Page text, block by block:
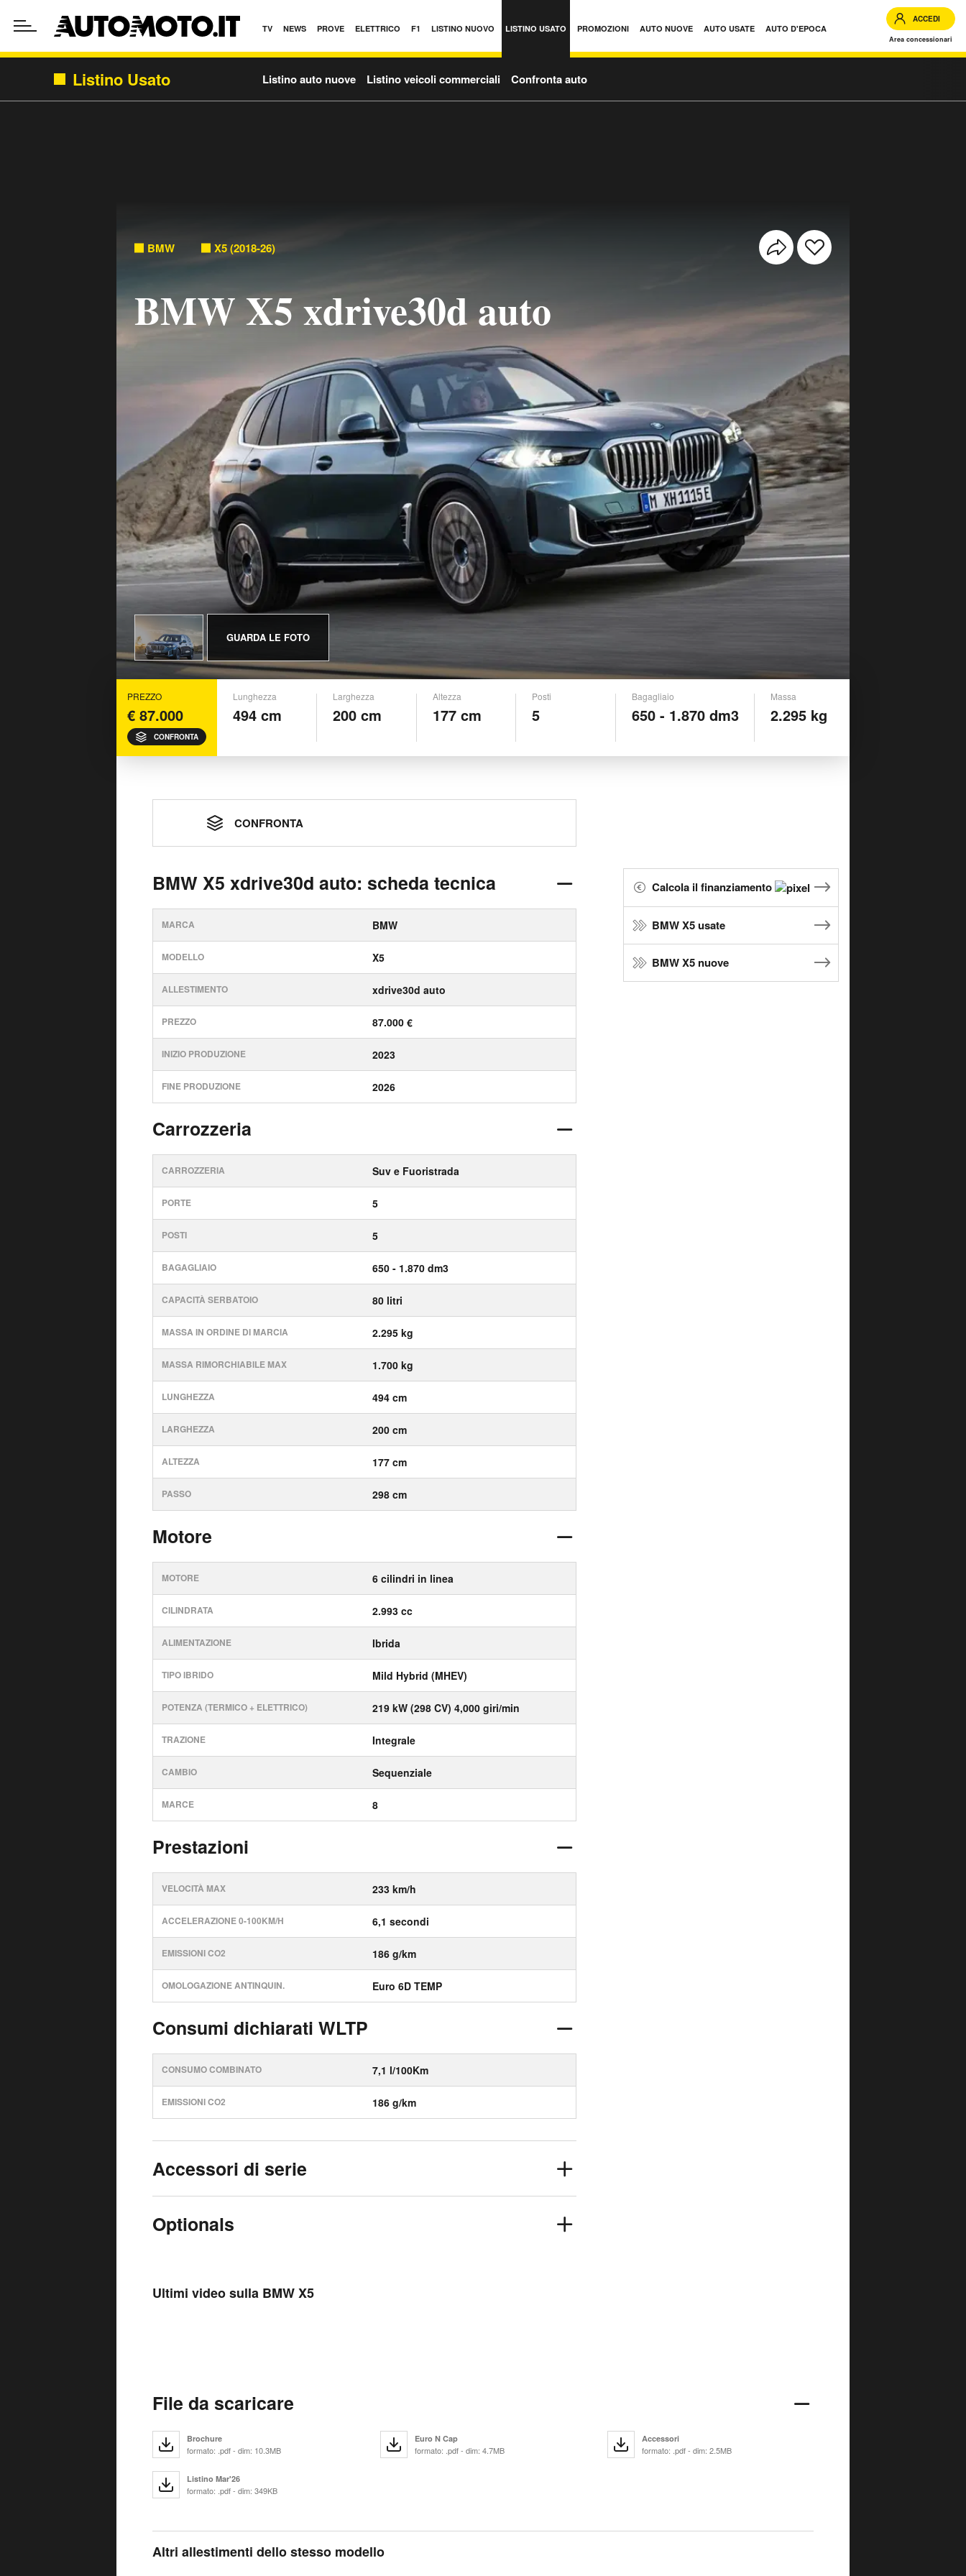
TV NEWS PROVE ELETTRICO F1 LISTINO NUOVO LISTINO USATO PROMOZIONI AUTO NUOVE AUTO USATE AUTO D'EPOCA
ACCEDI
Area concessionari
Listino Usato Listino auto nuove Listino veicoli commerciali Confronta auto
BMW X5 (2018-26)
BMW X5 xdrive30d auto
GUARDA LE FOTO
PREZZO
€ 87.000
CONFRONTA
Lunghezza
494 cm
Larghezza
200 cm
Altezza
177 cm
Posti
5
Bagagliaio
650 - 1.870 dm3
Massa
2.295 kg
CONFRONTA
BMW X5 xdrive30d auto: scheda tecnica
MARCA BMW
MODELLO X5
ALLESTIMENTO xdrive30d auto
PREZZO 87.000 €
INIZIO PRODUZIONE 2023
FINE PRODUZIONE 2026
Carrozzeria
CARROZZERIA Suv e Fuoristrada
PORTE 5
POSTI 5
BAGAGLIAIO 650 - 1.870 dm3
CAPACITÀ SERBATOIO 80 litri
MASSA IN ORDINE DI MARCIA 2.295 kg
MASSA RIMORCHIABILE MAX 1.700 kg
LUNGHEZZA 494 cm
LARGHEZZA 200 cm
ALTEZZA 177 cm
PASSO 298 cm
Motore
MOTORE 6 cilindri in linea
CILINDRATA 2.993 cc
ALIMENTAZIONE Ibrida
TIPO IBRIDO Mild Hybrid (MHEV)
POTENZA (TERMICO + ELETTRICO) 219 kW (298 CV) 4,000 giri/min
TRAZIONE Integrale
CAMBIO Sequenziale
MARCE 8
Prestazioni
VELOCITÀ MAX 233 km/h
ACCELERAZIONE 0-100KM/H 6,1 secondi
EMISSIONI CO2 186 g/km
OMOLOGAZIONE ANTINQUIN. Euro 6D TEMP
Consumi dichiarati WLTP
CONSUMO COMBINATO 7,1 l/100Km
EMISSIONI CO2 186 g/km
Accessori di serie
Optionals
Ultimi video sulla BMW X5
Calcola il finanziamento
BMW X5 usate
BMW X5 nuove
File da scaricare
Brochure
formato: .pdf - dim: 10.3MB
Euro N Cap
formato: .pdf - dim: 4.7MB
Accessori
formato: .pdf - dim: 2.5MB
Listino Mar'26
formato: .pdf - dim: 349KB
Altri allestimenti dello stesso modello